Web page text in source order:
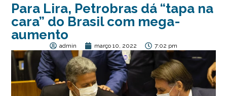
Para Lira, Petrobras dá “tapa na
cara” do Brasil com mega-
aumento
admin março 10, 2022 7:02 pm